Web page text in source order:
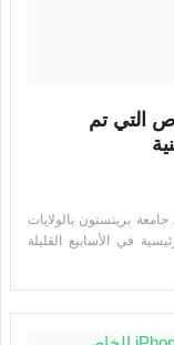
التي تم
برينستون بالولايات
في الأسابيع القليلة